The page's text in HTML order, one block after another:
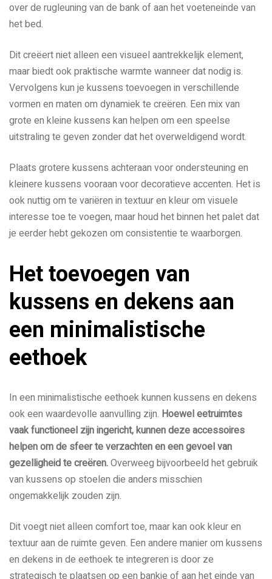
over de rugleuning van de bank of aan het voeteneinde van
het bed.
Dit creëert niet alleen een visueel aantrekkelijk element,
maar biedt ook praktische warmte wanneer dat nodig is.
Vervolgens kun je kussens toevoegen in verschillende
vormen en maten om dynamiek te creëren. Een mix van
grote en kleine kussens kan helpen om een speelse
uitstraling te geven zonder dat het overweldigend wordt.
Plaats grotere kussens achteraan voor ondersteuning en
kleinere kussens vooraan voor decoratieve accenten. Het is
ook nuttig om te variëren in textuur en kleur om visuele
interesse toe te voegen, maar houd het binnen het palet dat
je eerder hebt gekozen om consistentie te waarborgen.
Het toevoegen van
kussens en dekens aan
een minimalistische
eethoek
In een minimalistische eethoek kunnen kussens en dekens
ook een waardevolle aanvulling zijn. Hoewel eetruimtes
vaak functioneel zijn ingericht, kunnen deze accessoires
helpen om de sfeer te verzachten en een gevoel van
gezelligheid te creëren.Overweeg bijvoorbeeld het gebruik
van kussens op stoelen die anders misschien
ongemakkelijk zouden zijn.
Dit voegt niet alleen comfort toe, maar kan ook kleur en
textuur aan de ruimte geven. Een andere manier om kussens
en dekens in de eethoek te integreren is door ze
strategisch te plaatsen op een bankje of aan het einde van